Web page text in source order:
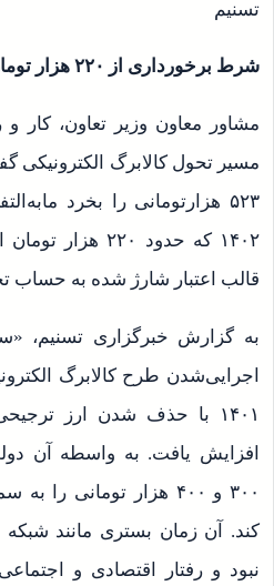
تسنیم
شرط برخورداری از ۲۲۰ هزار تومان یارانه تشویقی دولت
مشاور معاون وزیر تعاون، کار و
مسیر تحول کالابرگ الکترونیکی
۵۲۳ هزارتومانی را بخرد
۱۴۰۲ که حدود ۲۲۰
قالب اعتبار شارژ شده به حساب
به گزارش خبرگزاری تسنیم،
اجرایی‌شدن طرح کالابرگ
۱۴۰۱ با حذف شدن ارز
افزایش یافت. به واسطه آن
۳۰۰ و ۴۰۰ هزار تومانی
کند. آن زمان بستری مانند شبکه
نبود و رفتار اقتصادی و